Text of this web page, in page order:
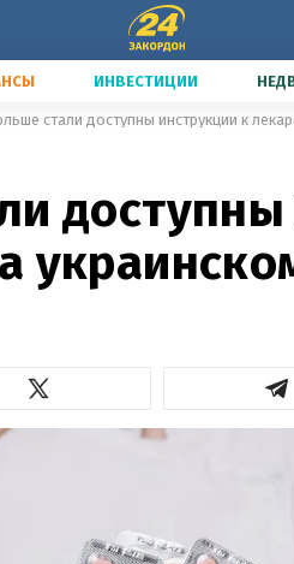
ИНВЕСТИЦИИ
стали доступны инструкции к